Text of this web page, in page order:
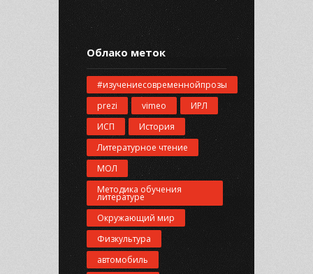
Облако меток
#изучениесовременнойпрозы
prezi
vimeo
ИРЛ
ИСП
История
Литературное чтение
МОЛ
Методика обучения
литературе
Окружающий мир
Физкультура
автомобиль